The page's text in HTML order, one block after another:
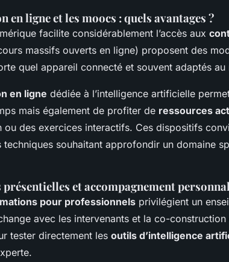
en ligne et les moocs : quels avantages ?
facilite considérablement l’accès aux
massifs ouverts en ligne) proposent des
quel appareil connecté et souvent adaptés
en ligne dédiée à l’intelligence artificielle
mais également de profiter de ressources
ou des exercices interactifs. Ces dispositifs
techniques souhaitant approfondir un domaine
et accompagnement
pour professionnels privilégient un
avec les intervenants et la co-
tester directement les outils d’intelligence